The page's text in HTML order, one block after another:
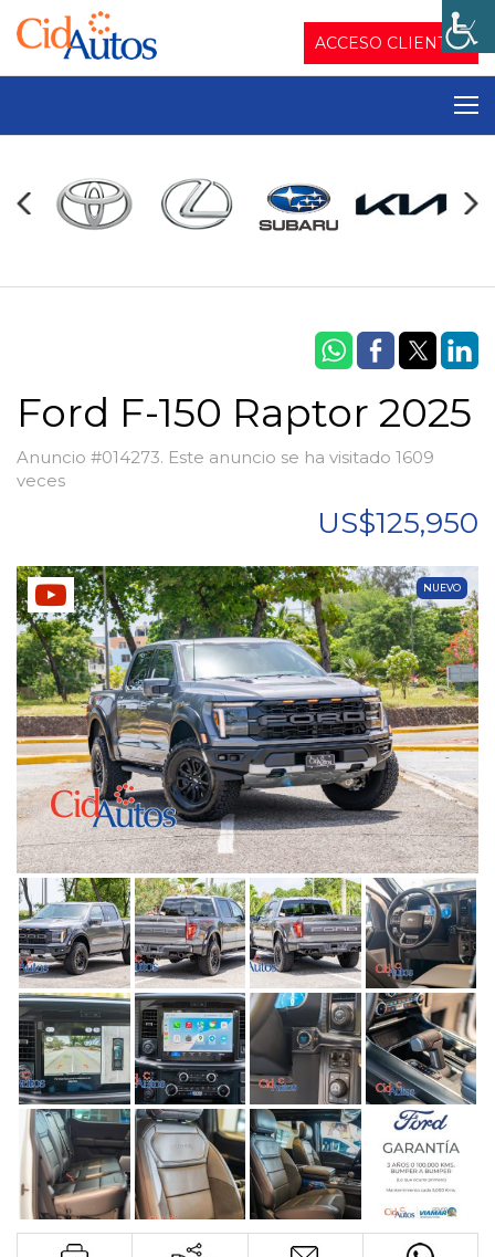
ACCESO CLIENTES
Ford F-150 Raptor 2025
Anuncio #014273. Este anuncio se ha visitado 1609
veces
US$125,950
NUEVO